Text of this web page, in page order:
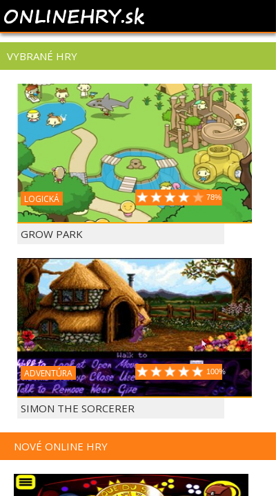
VYBRANÉ HRY
LOGICKÁ 78%
GROW PARK
ADVENTÚRA 100%
SIMON THE SORCERER
NOVÉ ONLINE HRY